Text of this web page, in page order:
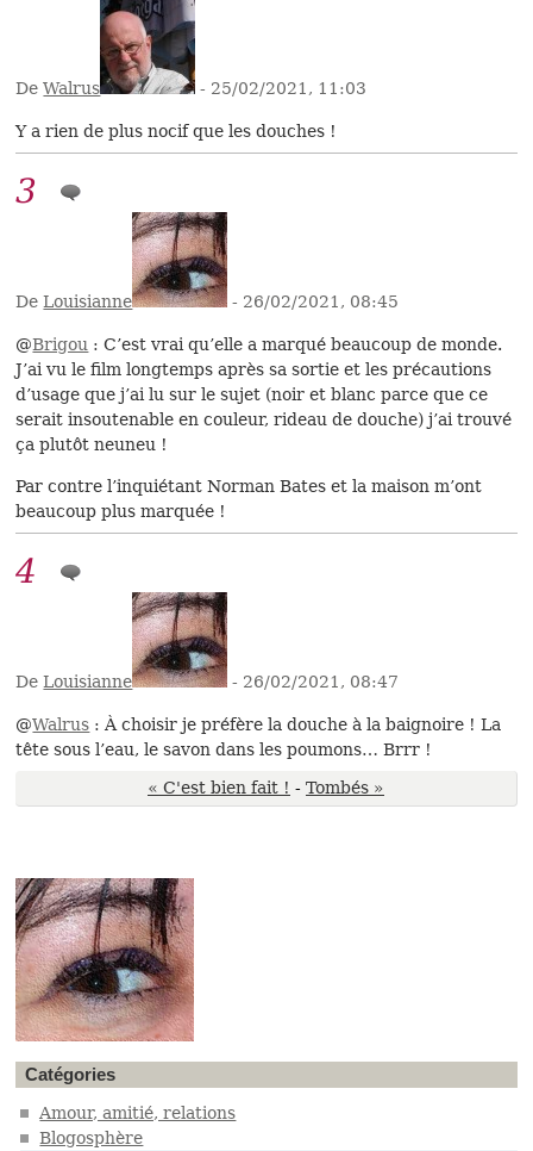
DeWalrus - 25/02/2021, 11:03
Y a rien de plus nocif que les douches !
3
DeLouisianne - 26/02/2021, 08:45
@Brigou : C’est vrai qu’elle a marqué beaucoup de monde.
J’ai vu le film longtemps après sa sortie et les précautions
d’usage que j’ai lu sur le sujet (noir et blanc parce que ce
serait insoutenable en couleur, rideau de douche) j’ai trouvé
ça plutôt neuneu !
Par contre l’inquiétant Norman Bates et la maison m’ont
beaucoup plus marquée !
4
DeLouisianne - 26/02/2021, 08:47
@Walrus : À choisir je préfère la douche à la baignoire ! La
tête sous l’eau, le savon dans les poumons… Brrr !
« C'est bien fait ! - Tombés »
Catégories
Amour, amitié, relations
Blogosphère